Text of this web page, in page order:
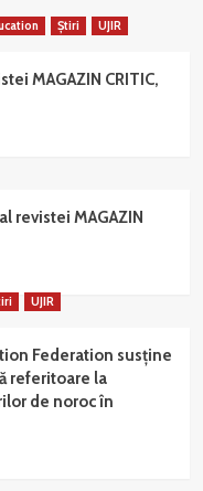
Știri UJIR
MAGAZIN CRITIC,
revistei MAGAZIN
UJIR
Federation susține
referitoare la
de noroc în